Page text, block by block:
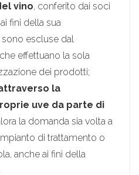
vino, conferito dai soci
fini della sua
escluse dal
effettuano la sola
dei prodotti;
la
uve da parte di
la domanda sia volta a
di trattamento o
anche ai fini della